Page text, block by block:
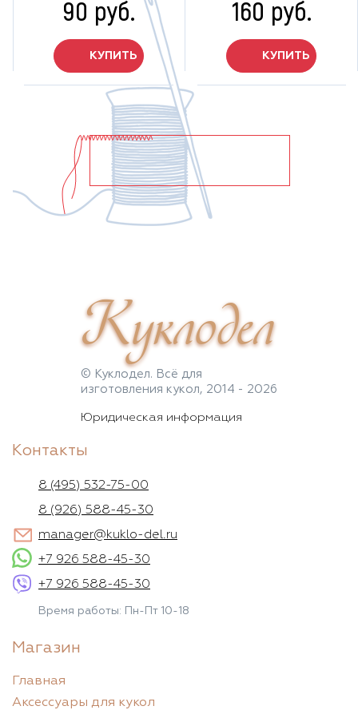
90 руб.
КУПИТЬ
160 руб.
КУПИТЬ
показать ещё
Куклодел
© Куклодел. Всё для
изготовления кукол, 2014 - 2026
Юридическая информация
Контакты
8 (495) 532-75-00
8 (926) 588-45-30
manager@kuklo-del.ru
+7 926 588-45-30
+7 926 588-45-30
Время работы: Пн-Пт 10-18
Магазин
Главная
Аксессуары для кукол